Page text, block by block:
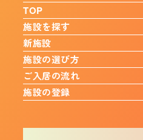
TOP
施設を探す
新施設
施設の選び方
ご入居の流れ
施設の登録